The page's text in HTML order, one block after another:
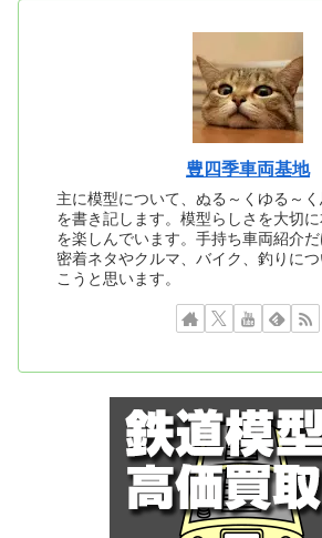
豊四季車両基地
主に模型について、ぬる～くゆる～
を書き記します。模型らしさを大切
を楽しんでいます。手持ち車両紹介
密着ネタやクルマ、バイク、釣りに
こうと思います。